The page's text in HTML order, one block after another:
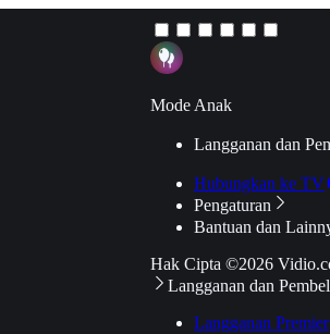
Mode Anak
Langganan dan
Hubungkan ke TV
Pengaturan
Bantuan dan
Hak Cipta ©2026
Langganan dan
Langganan Premier